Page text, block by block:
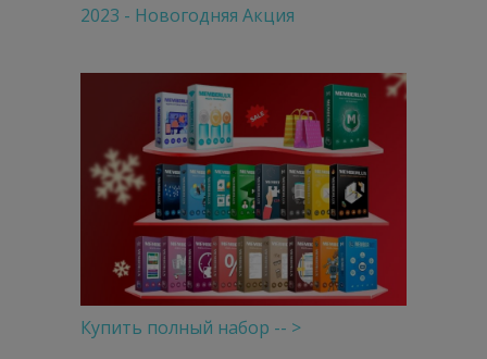
2023 - Новогодняя Акция
Купить полный набор -- >